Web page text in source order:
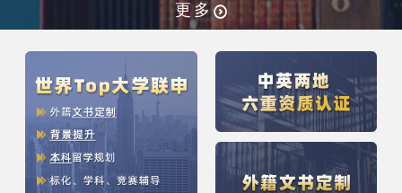
更多